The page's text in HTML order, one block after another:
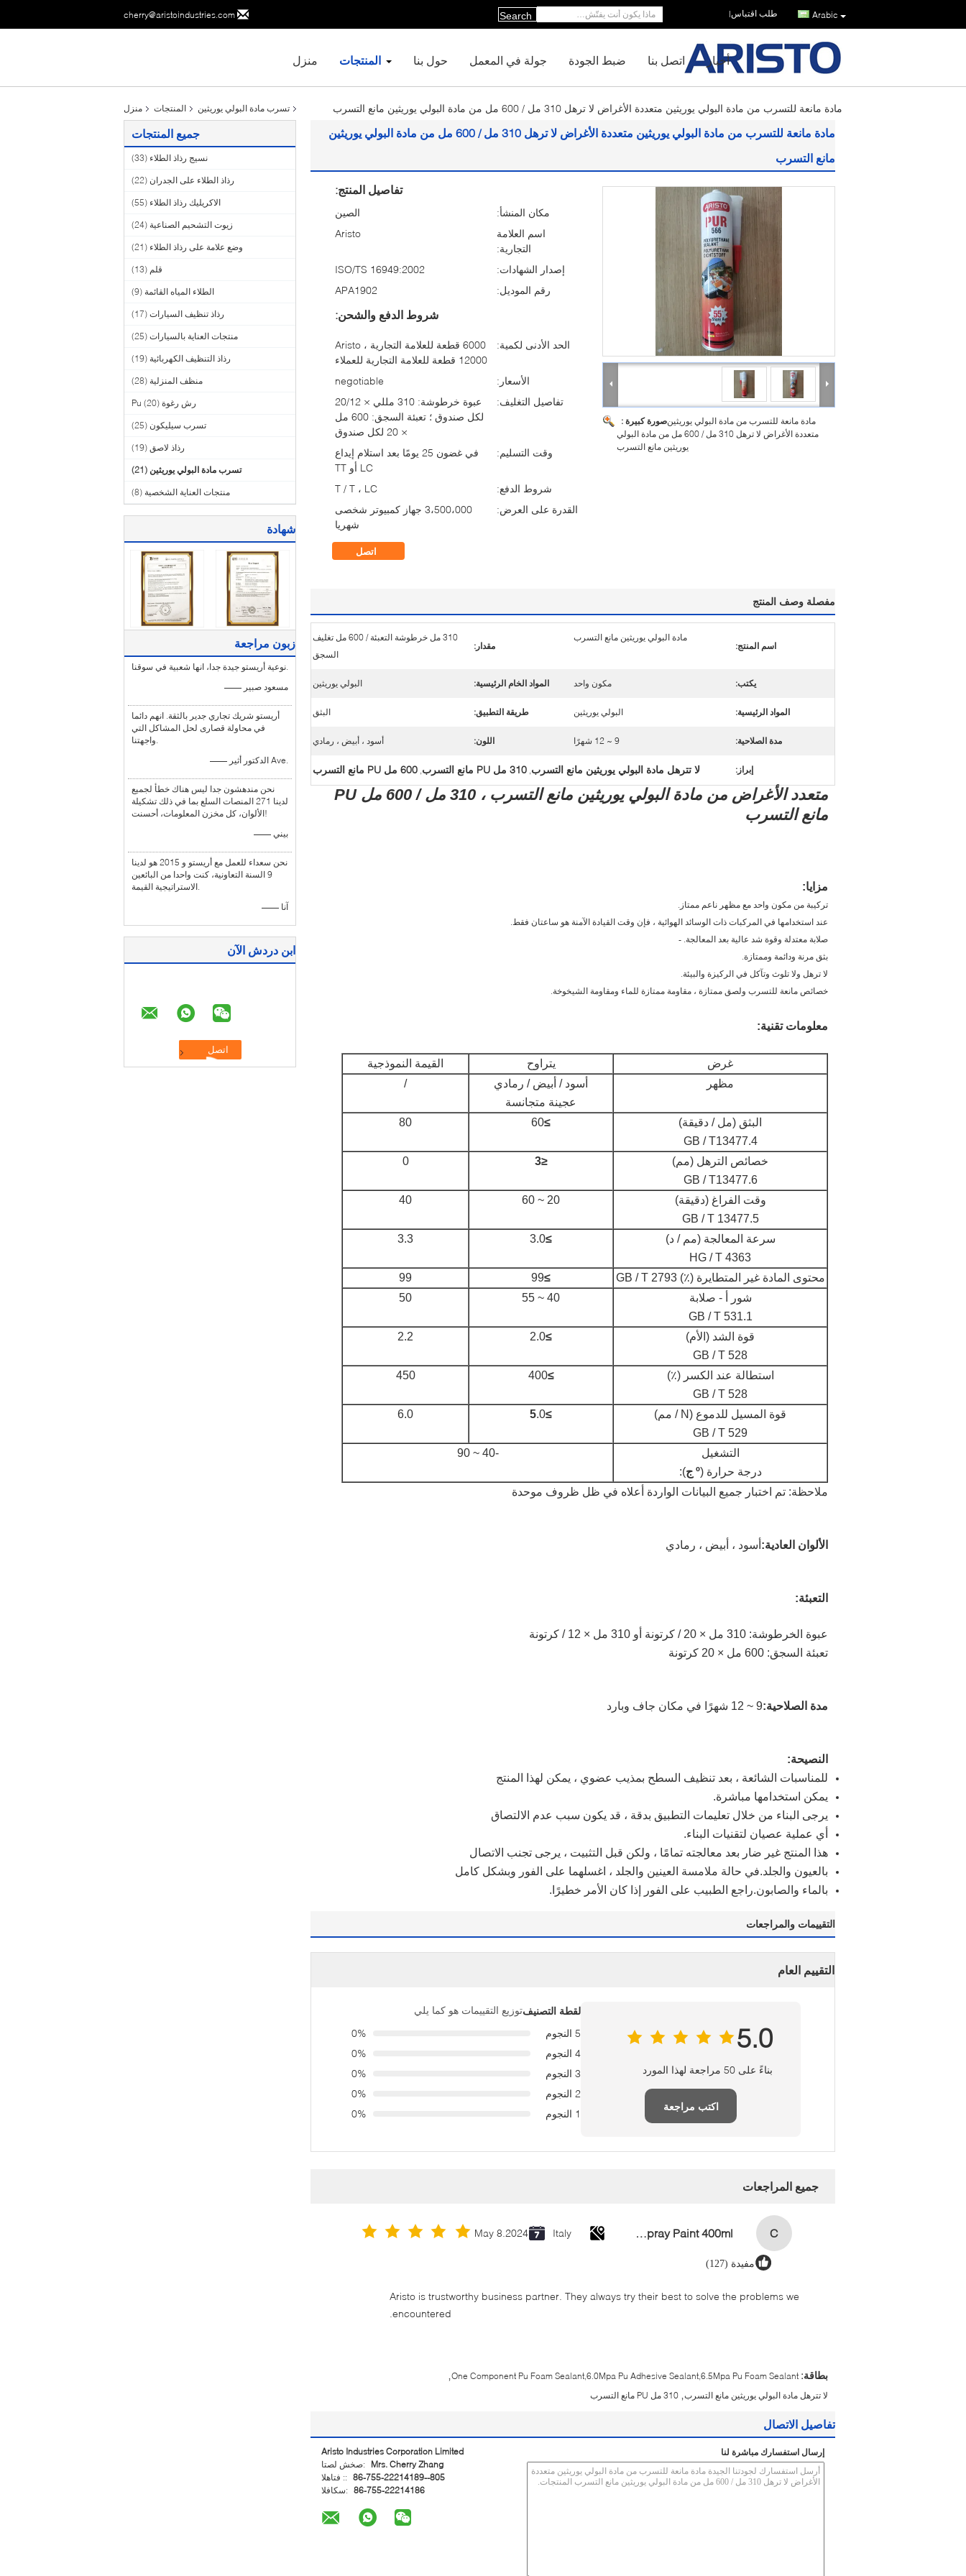
cherry@aristoindustries.com Arabic طلب اقتباس|
Search
منزل المنتجات حول بنا جولة في المعمل ضبط الجودة اتصل بنا أخبار
منزل المنتجات تسرب مادة البولي يوريثين مادة مانعة للتسرب من مادة البولي يوريثين متعددة الأغراض لا ترهل 310 مل / 600 مل من مادة البولي يوريثين مانع التسرب
جميع المنتجات
نسيج رذاذ الطلاء (33)
رذاذ الطلاء على الجدران (22)
الاكريليك رذاذ الطلاء (55)
زيوت التشحيم الصناعية (24)
وضع علامة على رذاذ الطلاء (21)
قلم (13)
الطلاء المياه القائمة (9)
رذاذ تنظيف السيارات (17)
منتجات العناية بالسيارات (25)
رذاذ التنظيف الكهربائية (19)
منظف ​​المنزلية (28)
رش رغوة Pu (20)
تسرب سيليكون (25)
رذاذ لاصق (19)
تسرب مادة البولي يوريثين (21)
منتجات العناية الشخصية (8)
شهادة
زبون مراجعة
نوعية أريستو جيدة جدا، انها شعبية في سوقنا.
—— مسعود صبير
أريستو شريك تجاري جدير بالثقة. انهم دائما
في محاولة قصارى لحل المشاكل التي
واجهتنا.
—— الدكتور أثير Ave.
نحن مندهشون جدا ليس هناك خطأ لجميع
لدينا 271 المنصات السلع بما في ذلك تشكيلة
الألوان، كل مخزن المعلومات، أحسنت!
—— بيني
نحن سعداء للعمل مع أريستو و 2015 هو لدينا
9 السنة التعاونية، كنت واحدا من البائعين
الاستراتيجية القيمة.
—— آنا
ابن دردش الآن
مادة مانعة للتسرب من مادة البولي يوريثين متعددة الأغراض لا ترهل 310 مل / 600 مل من مادة البولي يوريثين
مانع التسرب
صورة كبيرة :مادة مانعة للتسرب من مادة البولي يوريثين
متعددة الأغراض لا ترهل 310 مل / 600 مل من مادة البولي
يوريثين مانع التسرب
تفاصيل المنتج:
مكان المنشأ:
الصين
اسم العلامة
التجارية:
Aristo
إصدار الشهادات:
ISO/TS 16949:2002
رقم الموديل:
APA1902
شروط الدفع والشحن:
الحد الأدنى لكمية:
6000 قطعة للعلامة التجارية Aristo ،
12000 قطعة للعلامة التجارية للعملاء
الأسعار:
negotiable
تفاصيل التغليف:
عبوة خرطوشة: 310 مللي × 20/12
لكل صندوق ؛ تعبئة السجق: 600 مل
× 20 لكل صندوق
وقت التسليم:
في غضون 25 يومًا بعد استلام إيداع
LC أو TT
شروط الدفع:
T / T ، LC
القدرة على العرض:
3،500،000 جهاز كمبيوتر شخصى
شهريا
اتصل
مفصلة وصف المنتج
اسم المنتج:
مادة البولي يوريثين مانع التسرب
مقدار:
310 مل خرطوشة التعبئة / 600 مل تغليف
السجق
يكتب: مكون واحد المواد الخام الرئيسية: البولي يوريثين
المواد الرئيسية: البولي يوريثين طريقة التطبيق: البثق
مدة الصلاحية: 9 ~ 12 شهرًا اللون: أسود ، أبيض ، رمادي
إبراز: لا تترهل مادة البولي يوريثين مانع التسرب, 310 مل PU مانع التسرب , 600 مل PU مانع التسرب
متعدد الأغراض من مادة البولي يوريثين مانع التسرب ، 310 مل / 600 مل PU
مانع التسرب
مزايا:
تركيبة من مكون واحد مع مظهر ناعم ممتاز.
عند استخدامها في المركبات ذات الوسائد الهوائية ، فإن وقت القيادة الآمنة هو ساعتان فقط.
صلابة معتدلة وقوة شد عالية بعد المعالجة. -
بثق مرنة ودائمة وممتازة.
لا ترهل ولا تلوث وتآكل في الركيزة والبيئة.
خصائص مانعة للتسرب ولصق ممتازة ، مقاومة ممتازة للماء ومقاومة الشيخوخة.
معلومات تقنية:
غرض يتراوح
القيمة النموذجية
مظهر
أسود / أبيض / رمادي
عجينة متجانسة
/
البثق (مل / دقيقة)
GB / T13477.4
≥
60
80
خصائص الترهل (مم)
GB / T13477.6
≤3
0
وقت الفراغ (دقيقة)
GB / T 13477.5
20 ~ 60
40
سرعة المعالجة (مم / د)
HG / T 4363
≥
3.0
3.3
محتوى المادة غير المتطايرة (٪) GB / T 2793 ≥
99
99
شور أ - صلابة
GB / T 531.1
40 ~ 55
50
قوة الشد (الأم)
GB / T 528
≥
2.0
2.2
استطالة عند الكسر (٪)
GB / T 528
≥
400
450
قوة المسيل للدموع (N / مم)
GB / T 529
≥5
.0
6.0
التشغيل
درجة حرارة (º ج ):
-40 ~ 90
ملاحظة: تم اختبار جميع البيانات الواردة أعلاه في ظل ظروف موحدة
الألوان العادية: أسود ، أبيض ، رمادي
التعبئة:
عبوة الخرطوشة: 310 مل × 20 / كرتونة أو 310 مل × 12 / كرتونة
تعبئة السجق: 600 مل × 20 كرتونة
مدة الصلاحية:9 ~ 12 شهرًا في مكان جاف وبارد
النصيحة:
للمناسبات الشائعة ، بعد تنظيف السطح بمذيب عضوي ، يمكن لهذا المنتج
يمكن استخدامها مباشرة.
يرجى البناء من خلال تعليمات التطبيق بدقة ، قد يكون سبب عدم الالتصاق
أي عملية عصيان لتقنيات البناء.
هذا المنتج غير ضار بعد معالجته تمامًا ، ولكن قبل التثبيت ، يرجى تجنب الاتصال
بالعيون والجلد.في حالة ملامسة العينين والجلد ، اغسلهما على الفور وبشكل كامل
بالماء والصابون.راجع الطبيب على الفور إذا كان الأمر خطيرًا.
التقييمات والمراجعات
التقييم العام
5.0
بناءً على 50 مراجعة لهذا المورد
اكتب مراجعة
لقطة التصنيفتوزيع التقييمات هو كما يلي
5 النجوم
0%
4 النجوم
0%
3 النجوم
0%
2 النجوم
0%
1 النجوم
0%
جميع المراجعات
C
Cold Galvanizing Zinc Spray Paint 400ml
Italy
May 8.2024
مفيدة (127)
Aristo is trustworthy business partner. They always try their best to solve the problems we
encountered.
بطاقة: One Component Pu Foam Sealant,6.0Mpa Pu Adhesive Sealant,6.5Mpa Pu Foam Sealant
لا تترهل مادة البولي يوريثين مانع التسرب 310 مل PU مانع التسرب
تفاصيل الاتصال
Aristo Industries Corporation Limited
اتصل شخص:
Mrs. Cherry Zhang
الهاتف :: 86-755-22214189--805
الفاكس: 86-755-22214186
إرسال استفسارك مباشرة لنا